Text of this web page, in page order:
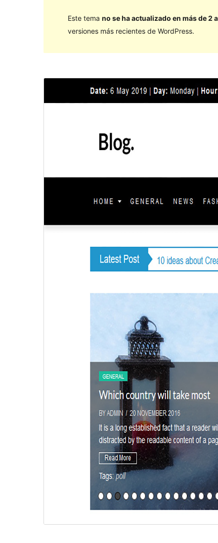
Este tema no se ha actualizado en más de 2
versiones más recientes de WordPress.